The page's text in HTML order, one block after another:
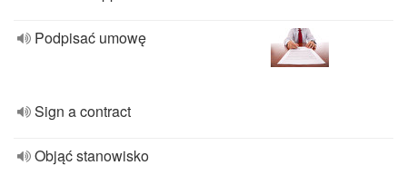
Podpisać umowę
Sign a contract
Objąć stanowisko